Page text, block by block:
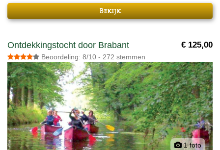
Bekijk
Ontdekkingstocht door Brabant € 125,00
Beoordeling: 8/10 - 272 stemmen
1 foto